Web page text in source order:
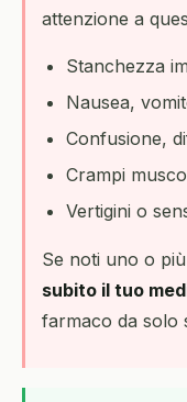
attenzione a
Stanchezza
Nausea,
Confusione,
Crampi
Vertigini o
Se noti uno o
subito il tuo
farmaco da solo